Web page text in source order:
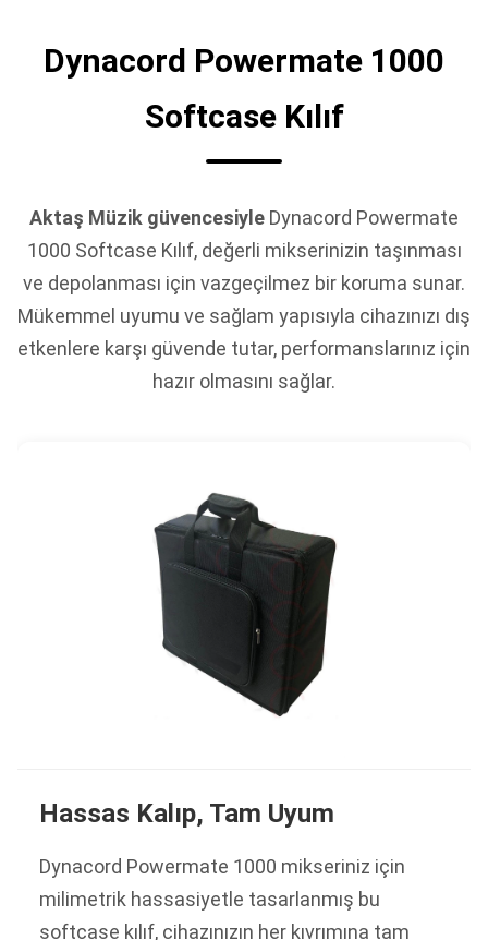
Dynacord Powermate 1000
Softcase Kılıf
Aktaş Müzik güvencesiyle Dynacord Powermate
1000 Softcase Kılıf, değerli mikserinizin taşınması
ve depolanması için vazgeçilmez bir koruma sunar.
Mükemmel uyumu ve sağlam yapısıyla cihazınızı dış
etkenlere karşı güvende tutar, performanslarınız için
hazır olmasını sağlar.
Hassas Kalıp, Tam Uyum
Dynacord Powermate 1000 mikseriniz için
milimetrik hassasiyetle tasarlanmış bu
softcase kılıf, cihazınızın her kıvrımına tam